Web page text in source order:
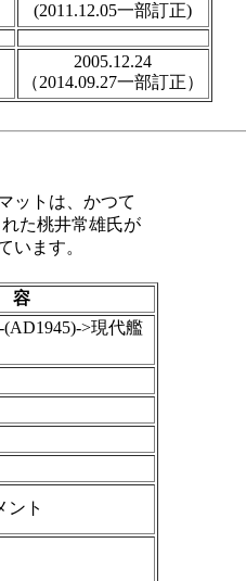
(2011.12.05一部訂正)
2005.12.24
（2014.09.27一部訂正）
ットは、かつて
た桃井常雄氏が
います。
>現代艦
ント